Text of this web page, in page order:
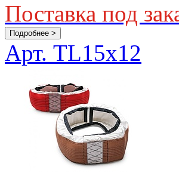
Поставка под
Подробнее >
Арт. TL15x12